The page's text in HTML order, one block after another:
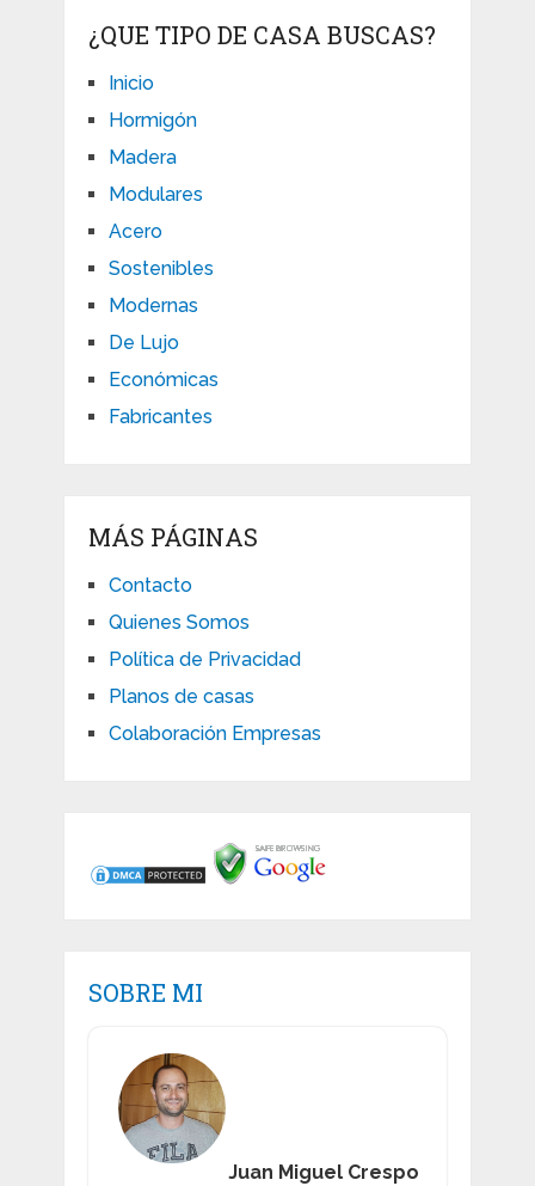
¿QUE TIPO DE CASA BUSCAS?
Inicio
Hormigón
Madera
Modulares
Acero
Sostenibles
Modernas
De Lujo
Económicas
Fabricantes
MÁS PÁGINAS
Contacto
Quienes Somos
Política de Privacidad
Planos de casas
Colaboración Empresas
SOBRE MI
Juan Miguel Crespo